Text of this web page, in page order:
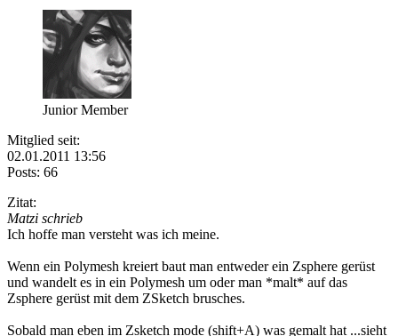
Junior Member
Mitglied seit:
02.01.2011 13:56
Posts: 66
Zitat:
Matzi schrieb
Ich hoffe man versteht was ich meine.
Wenn ein Polymesh kreiert baut man entweder ein Zsphere gerüst
und wandelt es in ein Polymesh um oder man *malt* auf das
Zsphere gerüst mit dem ZSketch brusches.
Sobald man eben im Zsketch mode (shift+A) was gemalt hat ...sieht